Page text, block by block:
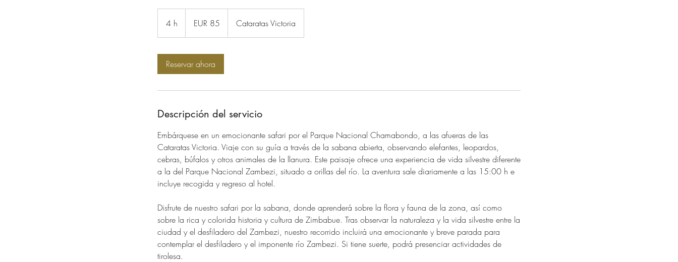
4 h EUR 85 Cataratas Victoria
Reservar ahora
Descripción del servicio
Embárquese en un emocionante safari por el Parque Nacional Chamabondo, a las afueras de las
Cataratas Victoria. Viaje con su guía a través de la sabana abierta, observando elefantes, leopardos,
cebras, búfalos y otros animales de la llanura. Este paisaje ofrece una experiencia de vida silvestre diferente
a la del Parque Nacional Zambezi, situado a orillas del río. La aventura sale diariamente a las 15:00 h e
incluye recogida y regreso al hotel.
Disfrute de nuestro safari por la sabana, donde aprenderá sobre la flora y fauna de la zona, así como
sobre la rica y colorida historia y cultura de Zimbabue. Tras observar la naturaleza y la vida silvestre entre la
ciudad y el desfiladero del Zambezi, nuestro recorrido incluirá una emocionante y breve parada para
contemplar el desfiladero y el imponente río Zambezi. Si tiene suerte, podrá presenciar actividades de
tirolesa.